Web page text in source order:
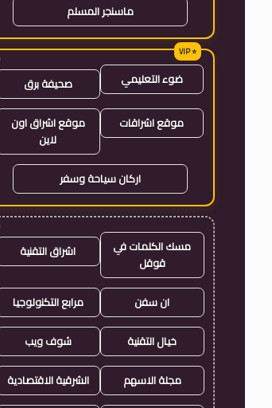
ماسنجر المسلم
ضوء التعليمي صحيفة برق
موقع اشراقات
موقع اشراق اون
لاين
اركان سياحة وسفر
مسك الكلمات في
قوقل
اشراق التقنية
ان سفن مرابع التكنولوجيا
خيال التقنية شوف ويب
مجلة الاسهم الشرقية الاقتصادية